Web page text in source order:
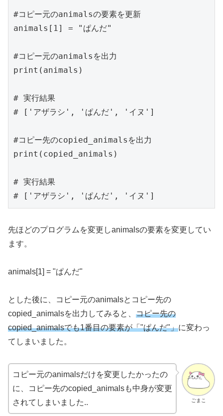
#コピー元のanimalsの要素を更新
animals[1] = "ぱんだ"
#コピー元のanimalsを出力
print(animals)
# 実行結果
# ['アザラシ', 'ぱんだ', 'イヌ']
#コピー先のcopied_animalsを出力
print(copied_animals)
# 実行結果
# ['アザラシ', 'ぱんだ', 'イヌ']
先ほどのプログラムを変更しanimalsの要素を変更してい
ます。
animals[1] = "ぱんだ"
とした後に、コピー元のanimalsとコピー先の
copied_animalsを出力してみると、 コピー先の
copied_animalsでも1番目の要素が「"ぱんだ"」に変わっ
てしまいました。
ごまこ
コピー元のanimalsだけを変更したかったの
に、コピー先のcopied_animalsも中身が変更
されてしまいました..